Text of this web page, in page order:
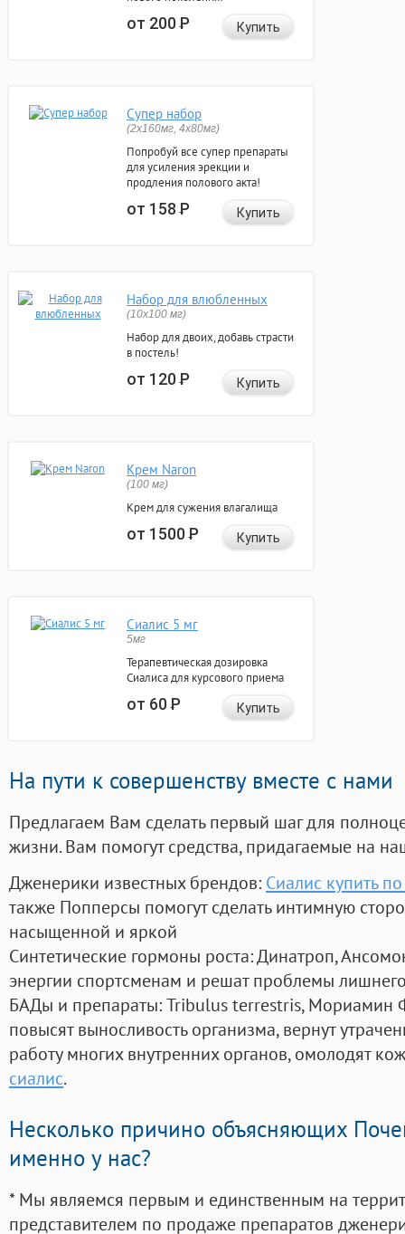
от 200Р Купить
Супер набор
(2х160мг, 4х80мг)
Попробуй все супер препараты
для усиления эрекции и
продления полового акта!
от 158Р Купить
Набор для влюбленных
(10х100 мг)
Набор для двоих, добавь страсти
в постель!
от 120Р Купить
Крем Naron
(100 мг)
Крем для сужения влагалища
от 1500Р Купить
Сиалис 5 мг
5мг
Терапевтическая дозировка
Сиалиса для курсового приема
от 60Р Купить
На пути к совершенству вместе с нами
Предлагаем Вам сделать первый шаг для
жизни. Вам помогут средства, придагаемые на
Дженерики известных брендов: Сиалис купить
также Попперсы помогут сделать интимную
насыщенной и яркой
Синтетические гормоны роста: Динатроп,
энергии спортсменам и решат проблемы
БАДы и препараты:Tribulus terrestris, Мориамин
повысят выносливость организма, вернут
работу многих внутренних органов, омолодят
сиалис.
Несколько причино объясняющих
именно у нас?
* Мы являемся первым и единственным на
представителем по продаже препаратов